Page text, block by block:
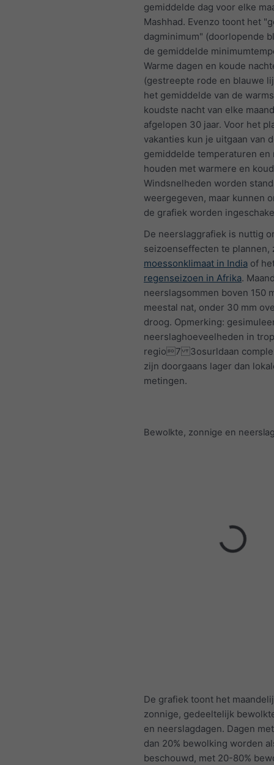
gemiddelde dag voor elke
Mashhad. Evenzo toont het
dagminimum" (doorlopende
de gemiddelde
Warme dagen en koude
(gestreepte rode en blauwe
het gemiddelde van de
koudste nacht van elke
afgelopen 30 jaar. Voor het
vakanties kun je uitgaan van
gemiddelde temperaturen en
houden met warmere en
Windsnelheden worden
weergegeven, maar kunnen
de grafiek worden
De neerslaggrafiek is nuttig
seizoenseffecten te plannen,
moessonklimaat in India of
regenseizoen in Afrika.
neerslagsommen boven 150
meestal nat, onder 30 mm
droog. Opmerking:
neerslaghoeveelheden in
regio7 3osurldaan
zijn doorgaans lager dan
metingen.
Bewolkte, zonnige en
De grafiek toont het
zonnige, gedeeltelijk
en neerslagdagen. Dagen
dan 20% bewolking worden
beschouwd, met 20-80%